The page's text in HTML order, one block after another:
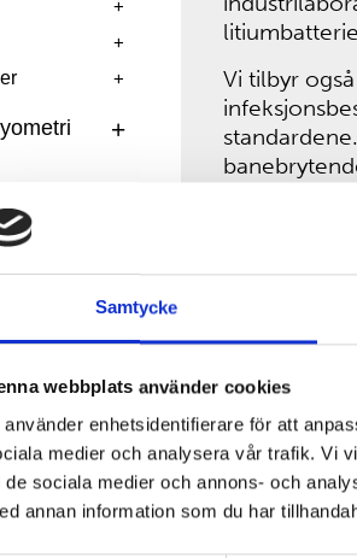
Samtycke
webbplats använder cookies
använder enhetsidentifierare för att
medier och analysera vår trafik. Vi
de sociala medier och annons- och
annan information som du har
Vi tilbyr